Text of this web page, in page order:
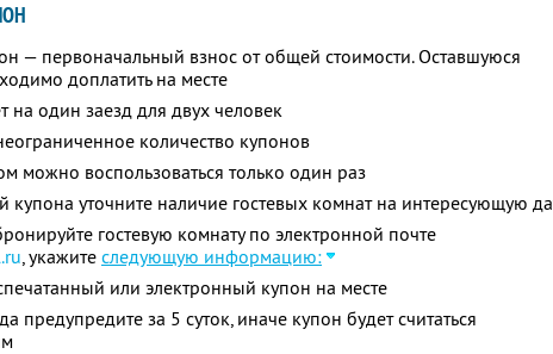
— первоначальный взнос от общей стоимости. Оставшуюся
доплатить на месте
на один заезд для двух человек
количество купонов
можно воспользоваться только один раз
купона уточните наличие гостевых комнат на интересующую
гостевую комнату по электронной почте
, укажите следующую информацию:
или электронный купон на месте
предупредите за 5 суток, иначе купон будет считаться